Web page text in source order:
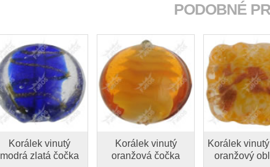
PODOBNÉ
Korálek vinutý
modrá zlatá čočka
Korálek vinutý
oranžová čočka
Korálek
oranžový